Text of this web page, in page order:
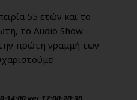
55 ετών και το
το Audio Show
πρώτη γραμμή των